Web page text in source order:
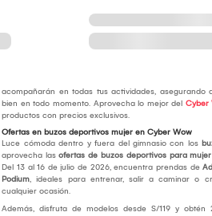
acompañarán en todas tus actividades, asegurando
bien en todo momento. Aprovecha lo mejor del Cyber
productos con precios exclusivos.
Ofertas en buzos deportivos mujer en Cyber Wow
Luce cómoda dentro y fuera del gimnasio con los
aprovecha lasofertas de buzos deportivos para mujer
Del 13 al 16 de julio de 2026, encuentra prendas de
Podium, ideales para entrenar, salir a caminar o
cualquier ocasión.
Además, disfruta de modelos desde S/119 y obtén